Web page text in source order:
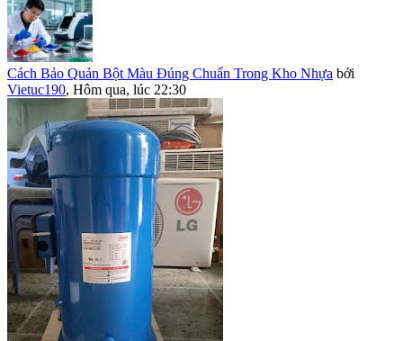
Cách Bảo Quản Bột Màu Đúng Chuẩn Trong Kho Nhựa bởi
Vietuc190, Hôm qua, lúc 22:30